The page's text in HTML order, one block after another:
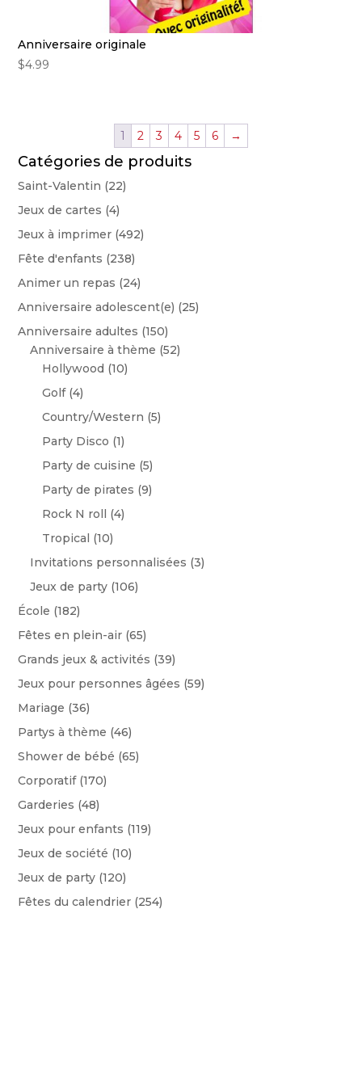
Anniversaire originale
$4.99
1 2 3 4 5 6 →
Catégories de produits
Saint-Valentin (22)
Jeux de cartes (4)
Jeux à imprimer (492)
Fête d'enfants (238)
Animer un repas (24)
Anniversaire adolescent(e) (25)
Anniversaire adultes (150)
Anniversaire à thème (52)
Hollywood (10)
Golf (4)
Country/Western (5)
Party Disco (1)
Party de cuisine (5)
Party de pirates (9)
Rock N roll (4)
Tropical (10)
Invitations personnalisées (3)
Jeux de party (106)
École (182)
Fêtes en plein-air (65)
Grands jeux & activités (39)
Jeux pour personnes âgées (59)
Mariage (36)
Partys à thème (46)
Shower de bébé (65)
Corporatif (170)
Garderies (48)
Jeux pour enfants (119)
Jeux de société (10)
Jeux de party (120)
Fêtes du calendrier (254)